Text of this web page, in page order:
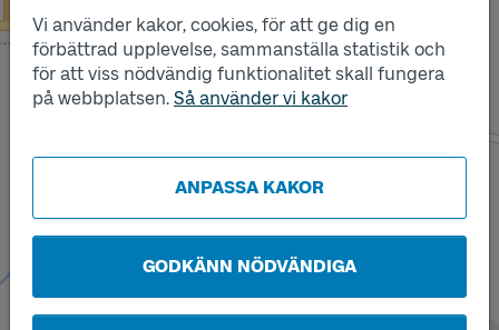
Vi använder kakor, cookies, för att ge dig en
förbättrad upplevelse, sammanställa statistik och
för att viss nödvändig funktionalitet skall fungera
på webbplatsen. Så använder vi kakor
ANPASSA KAKOR
GODKÄNN NÖDVÄNDIGA
Läge
A Läge
B